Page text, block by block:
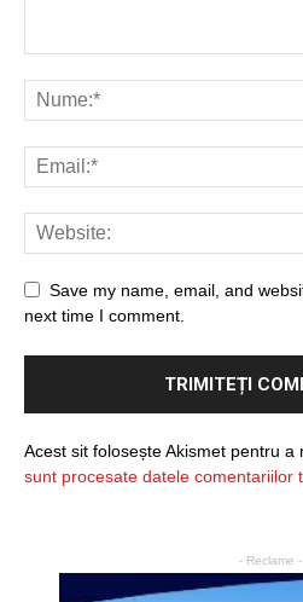
Save my name, email, and
next time I comment.
Acest sit folosește Akismet pentru a
sunt procesate datele comentariilor
- Reclame -